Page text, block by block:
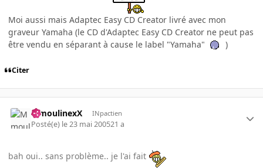
Moi aussi mais Adaptec Easy CD Creator livré avec mon
graveur Yamaha (le CD d'Adaptec Easy CD Creator ne peut pas
être vendu en séparant à cause le label "Yamaha"
)
Citer
MmoulinexX INpactien
Posté(e) le 23 mai 200521 a
bah oui.. sans problème.. je l'ai fait